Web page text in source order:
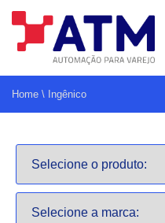
Home \ Ingênico